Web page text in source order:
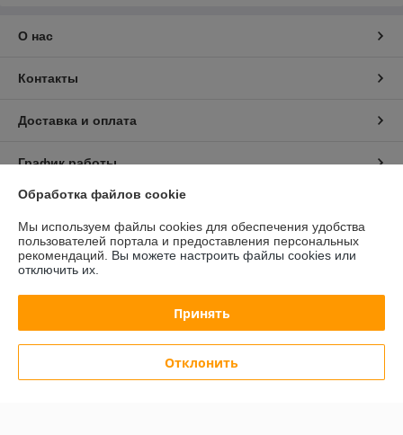
О нас
Контакты
Доставка и оплата
График работы
Полная версия сайта
Политика обработки cookies
Обработка файлов cookie
Мы используем файлы cookies для обеспечения удобства
пользователей портала и предоставления персональных
рекомендаций. Вы можете настроить файлы cookies или
отключить их.
Принять
Отклонить